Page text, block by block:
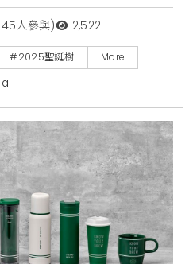
人參與) 2,522
#2025聖誕樹 More